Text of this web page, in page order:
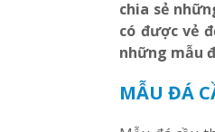
chia sẻ
có được vẻ
những mẫu
MẪU ĐÁ